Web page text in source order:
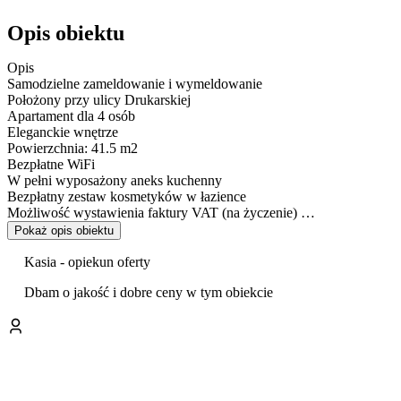
Opis obiektu
Opis
Samodzielne zameldowanie i wymeldowanie
Położony przy ulicy Drukarskiej
Apartament dla 4 osób
Eleganckie wnętrze
Powierzchnia: 41.5 m2
Bezpłatne WiFi
W pełni wyposażony aneks kuchenny
Bezpłatny zestaw kosmetyków w łazience
Możliwość wystawienia faktury VAT (na życzenie)
Przestrzeń
Wyjątkowy apartament o powierzchni 41.5 m2 prezentuje się jako
gdzie dodatki doskonale podkreślają charakter przestrzeni. Salon
kuchenny został wyposażony we wszystkie niezbędne urządzenia,
łazience znajduje się prysznic, który nie tylko zapewnia
Pokaż opis obiektu
Kasia - opiekun oferty
Dbam o jakość i dobre ceny w tym obiekcie